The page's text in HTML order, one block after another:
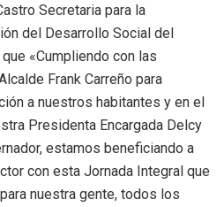
Secretaria para la
del Desarrollo Social del
«Cumpliendo con las
Frank Carreño para
a nuestros habitantes y en el
Presidenta Encargada Delcy
estamos beneficiando a
con esta Jornada Integral que
nuestra gente, todos los